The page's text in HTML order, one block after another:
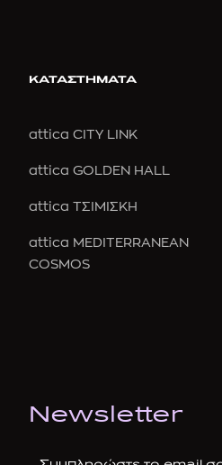
ΚΑΤΑΣΤΗΜΑΤΑ
attica CITY LINK
attica GOLDEN HALL
attica ΤΣΙΜΙΣΚΗ
attica MEDITERRANEAN
COSMOS
Newsletter